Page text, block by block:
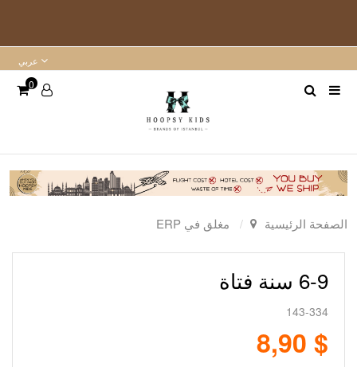
عربي
0
الصفحة الرئيسية مغلق في ERP
6-9 سنة فتاة
143-334
$ 8,90